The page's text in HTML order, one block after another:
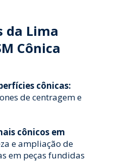
da Lima
Cônica
cônicas:
de centragem e
cônicos em
e ampliação de
em peças fundidas